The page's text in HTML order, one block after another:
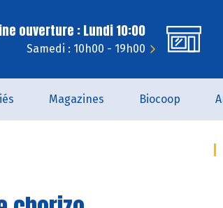
ouverture : Lundi 10:00
Samedi : 10h00 - 19h00
Magazines Biocoop